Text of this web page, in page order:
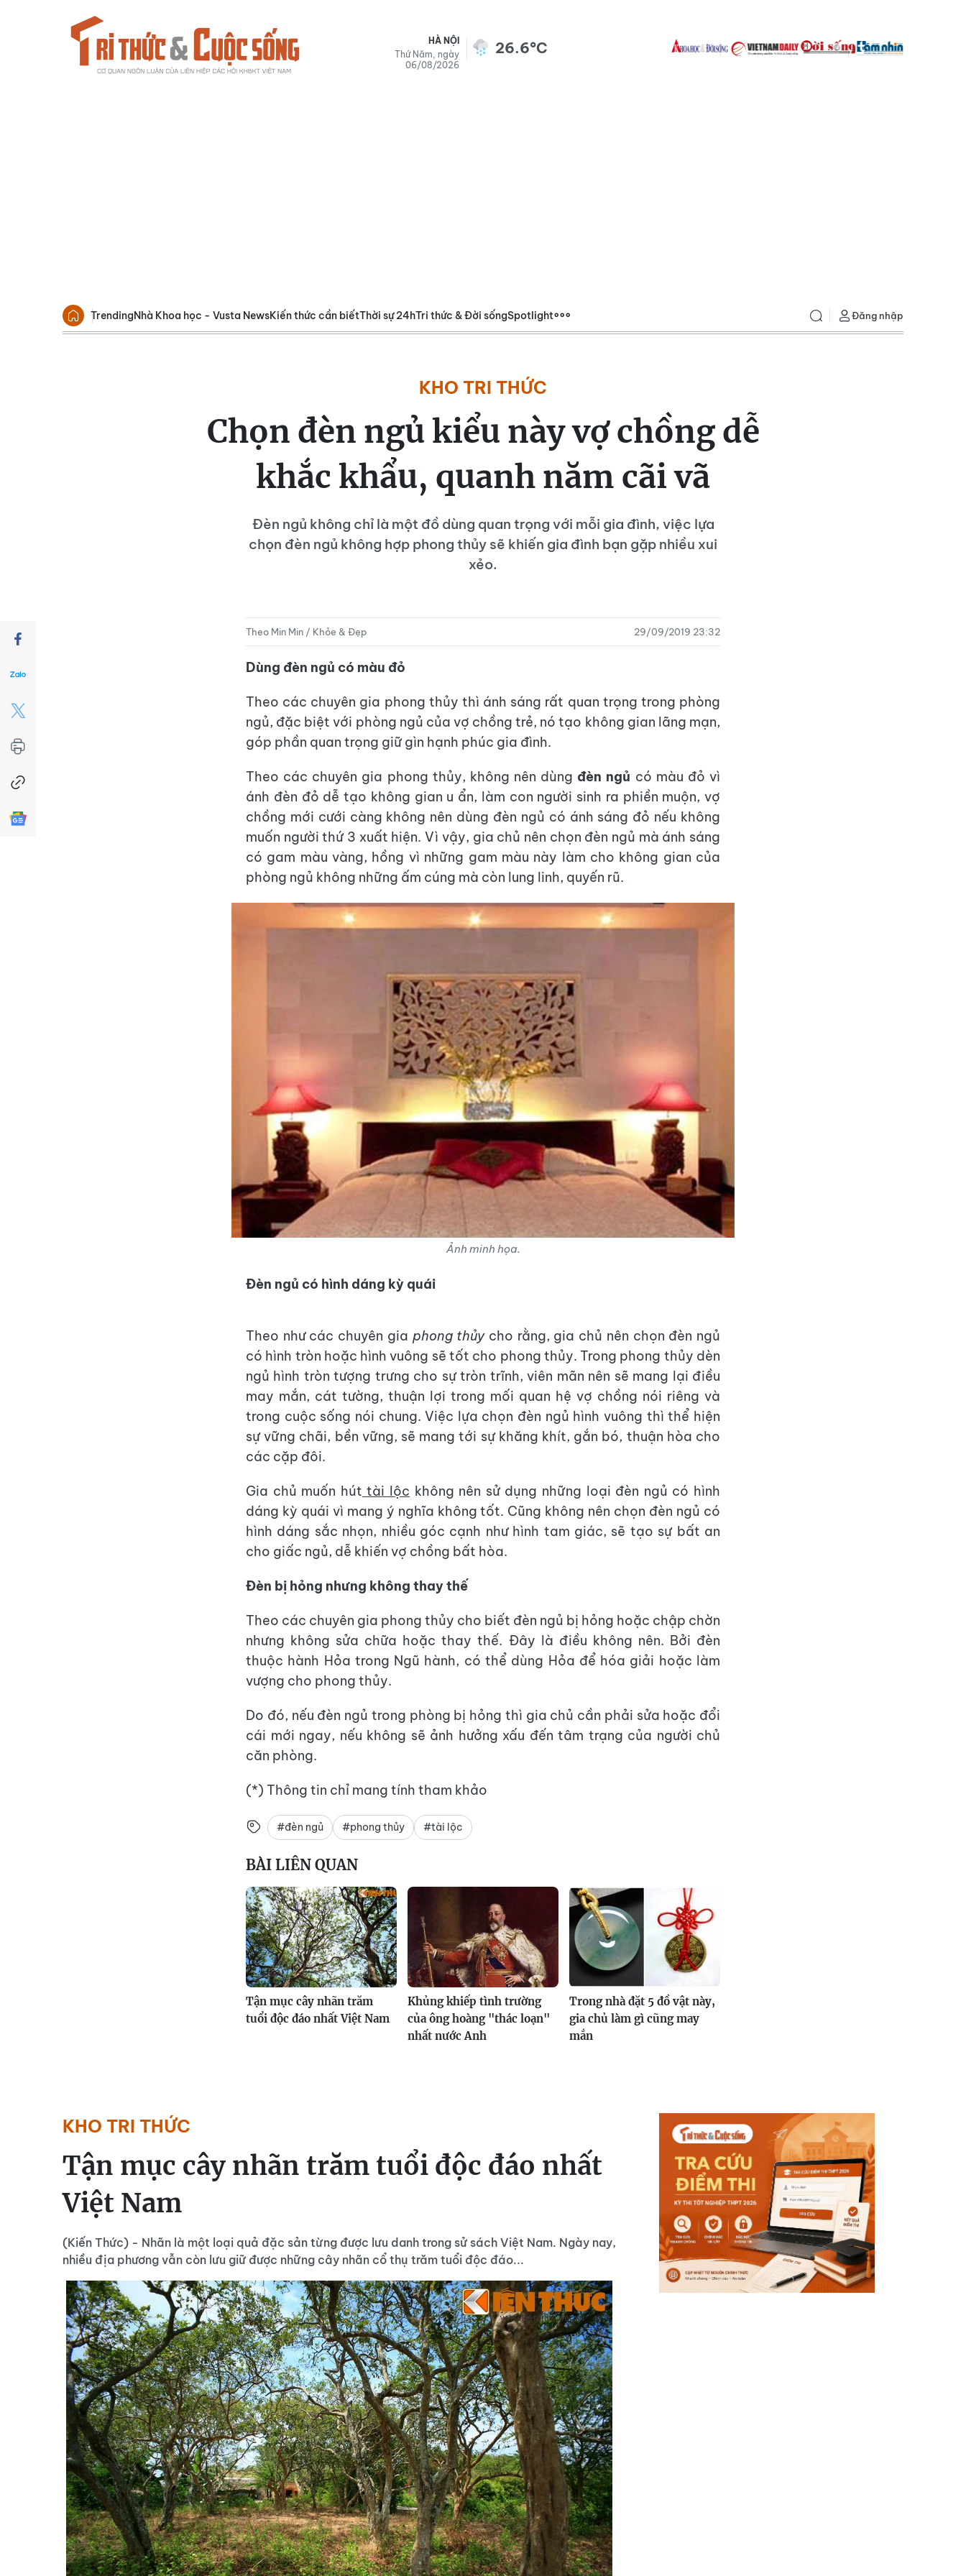
HÀ NỘI
Thứ Năm, ngày
06/08/2026
26.6°C
TrendingNhà Khoa học - Vusta NewsKiến thức cần biếtThời sự 24hTri thức & Đời sốngSpotlight Đăng nhập
KHO TRI THỨC
Chọn đèn ngủ kiểu này vợ chồng dễ
khắc khẩu, quanh năm cãi vã
Đèn ngủ không chỉ là một đồ dùng quan trọng với mỗi gia đình, việc lựa
chọn đèn ngủ không hợp phong thủy sẽ khiến gia đình bạn gặp nhiều xui
xẻo.
Theo Min Min / Khỏe & Đẹp 29/09/2019 23:32
Dùng đèn ngủ có màu đỏ
Theo các chuyên gia phong thủy thì ánh sáng rất quan trọng trong phòng
ngủ, đặc biệt với phòng ngủ của vợ chồng trẻ, nó tạo không gian lãng mạn,
góp phần quan trọng giữ gìn hạnh phúc gia đình.
Theo các chuyên gia phong thủy, không nên dùng đèn ngủ có màu đỏ vì
ánh đèn đỏ dễ tạo không gian u ẩn, làm con người sinh ra phiền muộn, vợ
chồng mới cưới càng không nên dùng đèn ngủ có ánh sáng đỏ nếu không
muốn người thứ 3 xuất hiện. Vì vậy, gia chủ nên chọn đèn ngủ mà ánh sáng
có gam màu vàng, hồng vì những gam màu này làm cho không gian của
phòng ngủ không những ấm cúng mà còn lung linh, quyến rũ.
Ảnh minh họa.
Đèn ngủ có hình dáng kỳ quái
Theo như các chuyên gia phong thủycho rằng, gia chủ nên chọn đèn ngủ
có hình tròn hoặc hình vuông sẽ tốt cho phong thủy. Trong phong thủy dèn
ngủ hình tròn tượng trưng cho sự tròn trĩnh, viên mãn nên sẽ mang lại điều
may mắn, cát tường, thuận lợi trong mối quan hệ vợ chồng nói riêng và
trong cuộc sống nói chung. Việc lựa chọn đèn ngủ hình vuông thì thể hiện
sự vững chãi, bền vững, sẽ mang tới sự khăng khít, gắn bó, thuận hòa cho
các cặp đôi.
Gia chủ muốn hút tài lộc không nên sử dụng những loại đèn ngủ có hình
dáng kỳ quái vì mang ý nghĩa không tốt. Cũng không nên chọn đèn ngủ có
hình dáng sắc nhọn, nhiều góc cạnh như hình tam giác, sẽ tạo sự bất an
cho giấc ngủ, dễ khiến vợ chồng bất hòa.
Đèn bị hỏng nhưng không thay thế
Theo các chuyên gia phong thủy cho biết đèn ngủ bị hỏng hoặc chập chờn
nhưng không sửa chữa hoặc thay thế. Đây là điều không nên. Bởi đèn
thuộc hành Hỏa trong Ngũ hành, có thể dùng Hỏa để hóa giải hoặc làm
vượng cho phong thủy.
Do đó, nếu đèn ngủ trong phòng bị hỏng thì gia chủ cần phải sửa hoặc đổi
cái mới ngay, nếu không sẽ ảnh hưởng xấu đến tâm trạng của người chủ
căn phòng.
(*) Thông tin chỉ mang tính tham khảo
#đèn ngủ #phong thủy #tài lộc
BÀI LIÊN QUAN
Tận mục cây nhãn trăm
tuổi độc đáo nhất Việt Nam
Khủng khiếp tình trường
của ông hoàng "thác loạn"
nhất nước Anh
Trong nhà đặt 5 đồ vật này,
gia chủ làm gì cũng may
mắn
KHO TRI THỨC
Tận mục cây nhãn trăm tuổi độc đáo nhất
Việt Nam
(Kiến Thức) - Nhãn là một loại quả đặc sản từng được lưu danh trong sử sách Việt Nam. Ngày nay,
nhiều địa phương vẫn còn lưu giữ được những cây nhãn cổ thụ trăm tuổi độc đáo...